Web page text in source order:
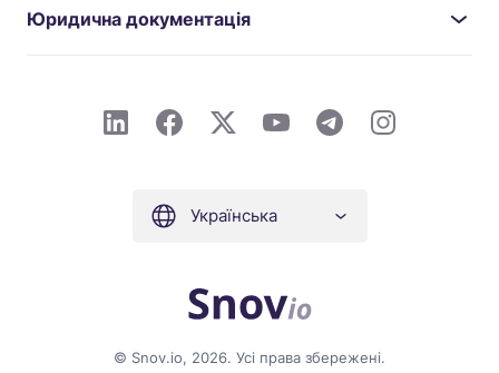
Юридична документація
© Snov.io, 2026. Усі права збережені.
Українська